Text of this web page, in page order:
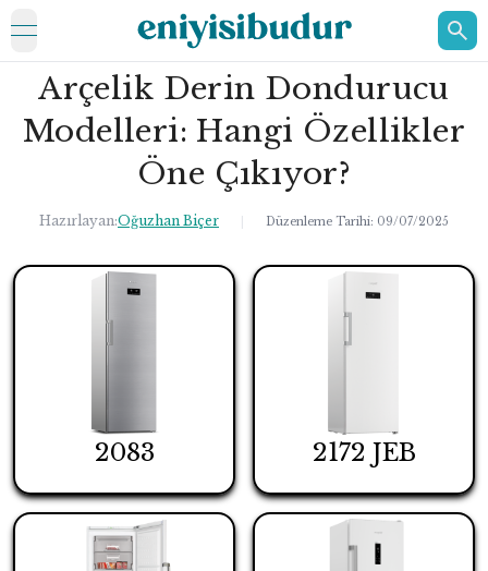
open navigation menu
ELEKTRONİK
EV
KOZMETİK
HAKKIMIZDA
İLETİŞİM
Arçelik Derin Dondurucu
Modelleri: Hangi Özellikler
Öne Çıkıyor?
Hazırlayan:Oğuzhan Biçer Düzenleme Tarihi: 09/07/2025
2083 2172 JEB